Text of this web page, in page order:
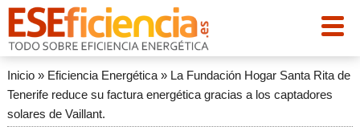
Inicio» Eficiencia Energética» La Fundación Hogar Santa Rita de
Tenerife reduce su factura energética gracias a los captadores
solares de Vaillant.